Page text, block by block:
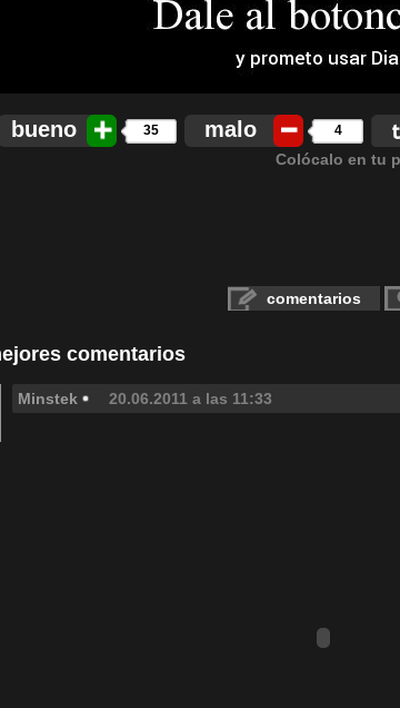
bueno 35 malo 4
Colócalo en tu
comentarios
comentarios
Minstek 20.06.2011 a las 11:33